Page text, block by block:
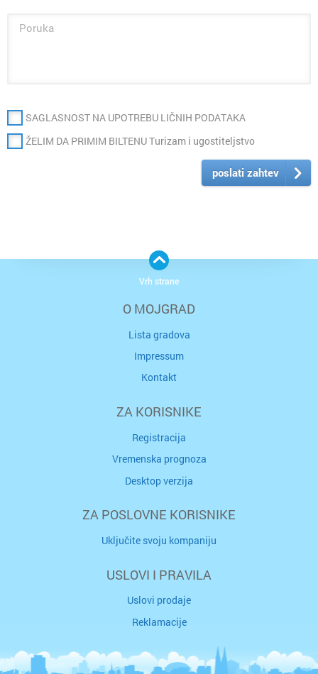
SAGLASNOST NA UPOTREBU LIČNIH PODATAKA
ŽELIM DA PRIMIM BILTENU Turizam i ugostiteljstvo
poslati zahtev
O MOJGRAD
Lista gradova
Impressum
Kontakt
ZA KORISNIKE
Registracija
Vremenska prognoza
Desktop verzija
ZA POSLOVNE KORISNIKE
Uključite svoju kompaniju
USLOVI I PRAVILA
Uslovi prodaje
Reklamacije
Vrh strane